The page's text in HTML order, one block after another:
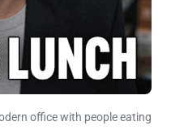
office with people eating